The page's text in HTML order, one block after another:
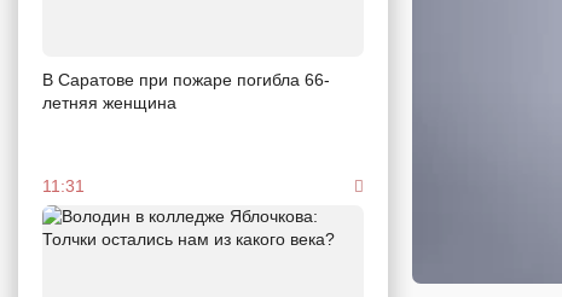
В Саратове при пожаре погибла 66-
летняя женщина
11:31